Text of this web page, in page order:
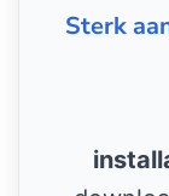
Sterk